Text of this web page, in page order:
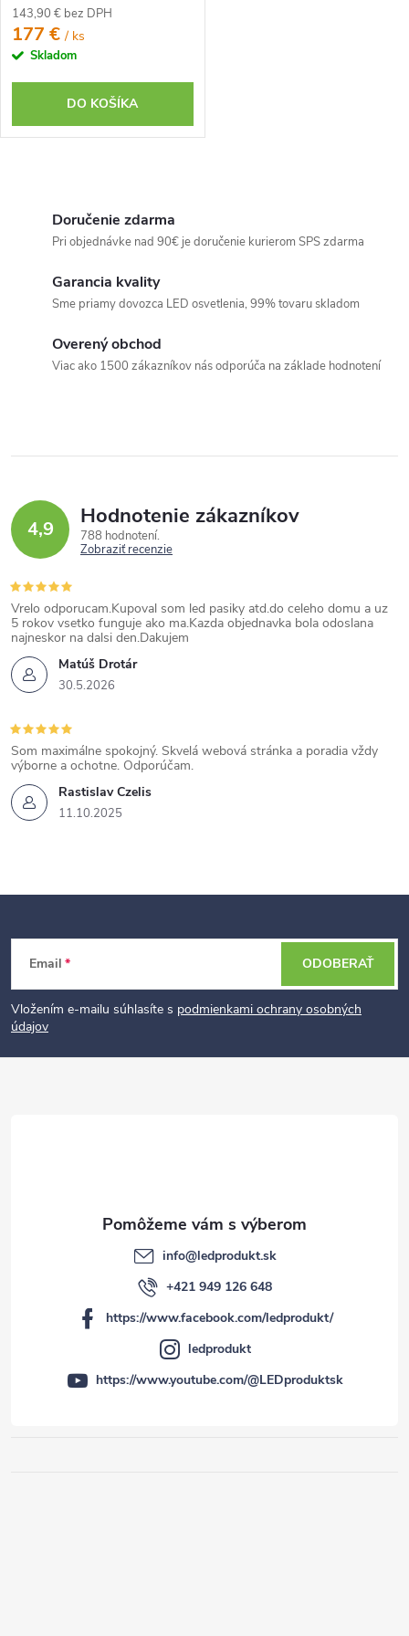
v
o
v
24V - Kompletná sada
143,90 € bez DPH
177 €/ ks
Skladom
DO KOŠÍKA
y
v
p
i
s
u
Doručenie zdarma
Pri objednávke nad 90€ je doručenie kurierom SPS zdarma
Garancia kvality
Sme priamy dovozca LED osvetlenia, 99% tovaru skladom
Overený obchod
Viac ako 1500 zákazníkov nás odporúča na základe hodnotení
4,9 Hodnotenie zákazníkov
788 hodnotení
Zobraziť recenzie
Matúš Drotár
30.5.2026
Vrelo odporucam.Kupoval som led pasiky atd.do celeho domu a uz
5 rokov vsetko funguje ako ma.Kazda objednavka bola odoslana
najneskor na dalsi den.Dakujem
Rastislav Czelis
11.10.2025
Som maximálne spokojný. Skvelá webová stránka a poradia vždy
výborne a ochotne. Odporúčam.
t
Email
Vložením e-mailu súhlasíte s podmienkami ochrany osobných
údajov
ODOBERAŤ
info@ledprodukt.sk
+421 949 126 648
https://www.facebook.com/ledprodukt/
ledprodukt
https://www.youtube.com/@LEDproduktsk